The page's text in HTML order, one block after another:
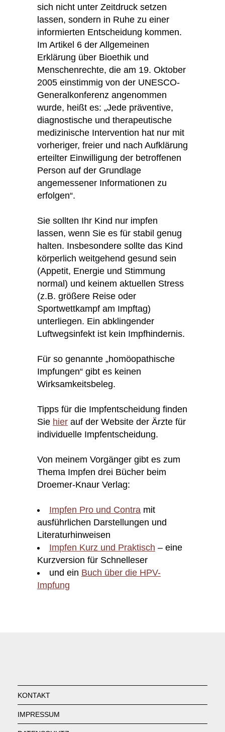
sich nicht unter Zeitdruck setzen
lassen, sondern in Ruhe zu einer
informierten Entscheidung kommen.
Im Artikel 6 der Allgemeinen
Erklärung über Bioethik und
Menschenrechte, die am 19. Oktober
2005 einstimmig von der UNESCO-
Generalkonferenz angenommen
wurde, heißt es: „Jede präventive,
diagnostische und therapeutische
medizinische Intervention hat nur mit
vorheriger, freier und nach Aufklärung
erteilter Einwilligung der betroffenen
Person auf der Grundlage
angemessener Informationen zu
erfolgen“.
Sie sollten Ihr Kind nur imp­fen
lassen, wenn Sie es für stabil genug
halten. Insbesondere sollte das Kind
körperlich wei­t­gehend gesund sein
(Appetit, Energie und Stimmung
normal) und kei­nem aktuellen Stress
(z.B. größere Reise oder
Sportwettkampf am Impftag)
unterliegen. Ein abklingender
Luftwegsinfekt ist kein Impfhindernis.
Für so genannte „homöopathische
Impfun­gen“ gibt es keinen
Wirksamkeitsbeleg.
Tipps für die Impfentscheidung finden
Sie hier auf der Website der Ärzte für
individuelle Impfentscheidung.
Von meinem Vorgänger gibt es zum
Thema Impfen drei Bücher beim
Droemer-Knaur Verlag:
Impfen Pro und Contra mit
ausführlichen Darstellungen und
Literaturhinweisen
Impfen Kurz und Praktisch – eine
Kurzversion für Schnelleser
und ein Buch über die HPV-
Impfung
KONTAKT
IMPRESSUM